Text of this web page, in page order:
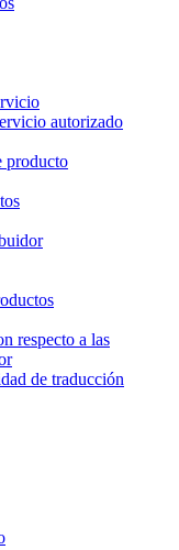
autorizado
producto
respecto a las
de traducción